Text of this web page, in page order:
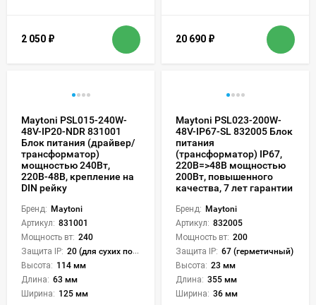
2 050 ₽ 20 690 ₽
Maytoni PSL015-240W-
48V-IP20-NDR 831001
Блок питания (драйвер/
трансформатор)
мощностью 240Вт,
220В-48В, крепление на
DIN рейку
Бренд: Maytoni
Артикул: 831001
Мощность вт: 240
Защита IP: 20 (для сухих пом.)
Высота: 114 мм
Длина: 63 мм
Ширина: 125 мм
Maytoni PSL023-200W-
48V-IP67-SL 832005 Блок
питания
(трансформатор) IP67,
220В=>48В мощностью
200Вт, повышенного
качества, 7 лет гарантии
Бренд: Maytoni
Артикул: 832005
Мощность вт: 200
Защита IP: 67 (герметичный)
Высота: 23 мм
Длина: 355 мм
Ширина: 36 мм